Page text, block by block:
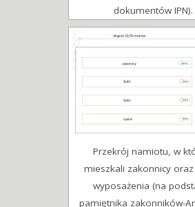
dokumentów IPN).
Przekrój namiotu, w
mieszkali zakonnicy
wyposażenia (na
pamiętnika zakonników-